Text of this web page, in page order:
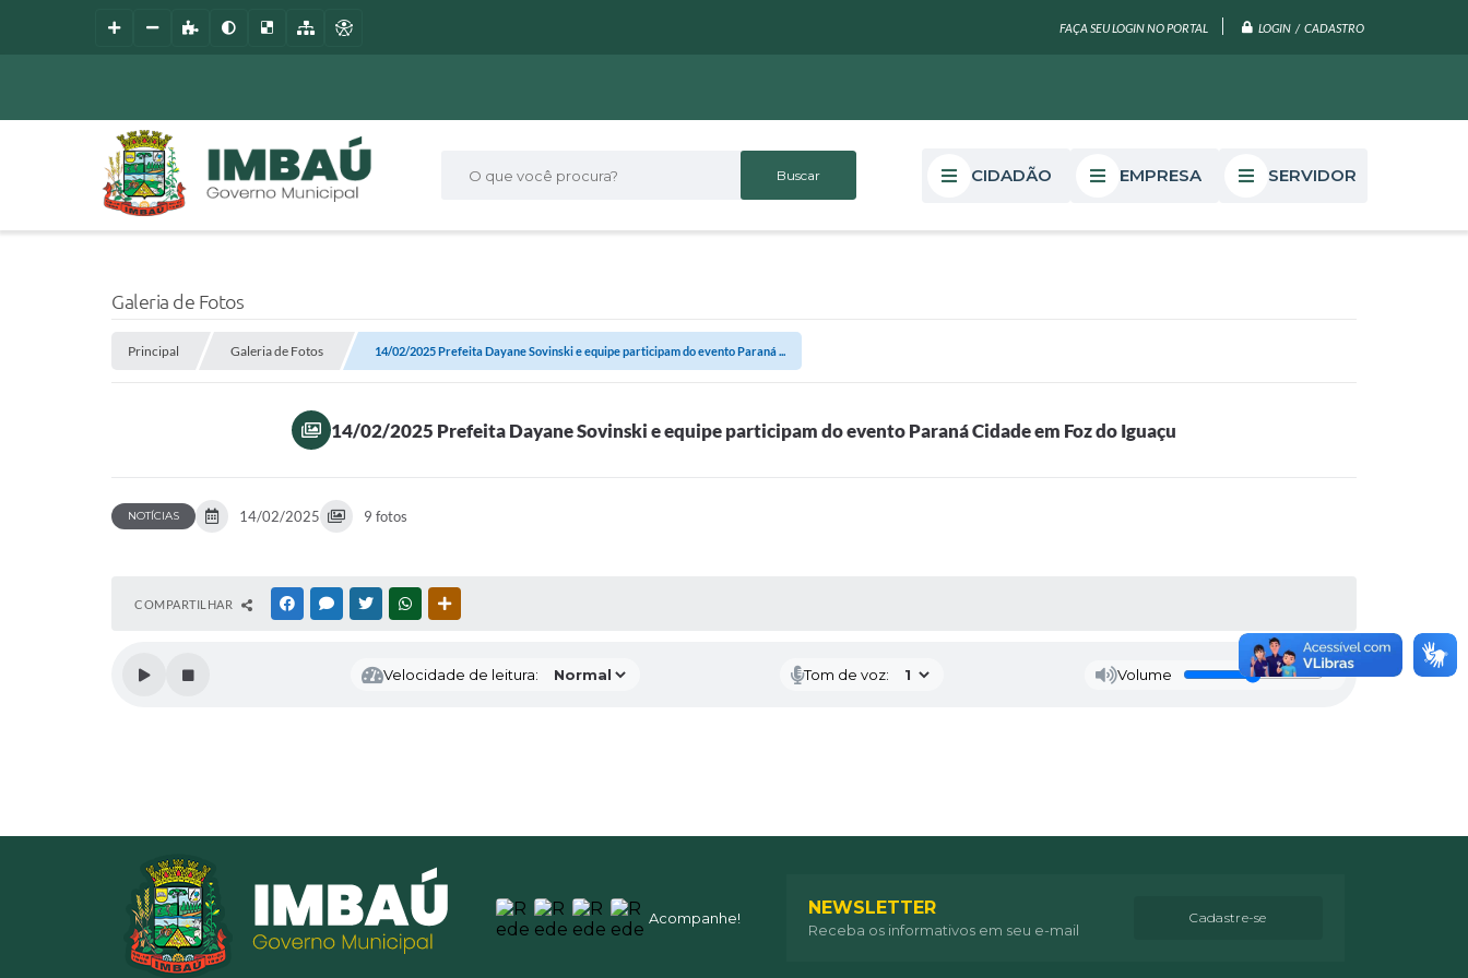
FAÇA SEU LOGIN NO PORTAL LOGIN / CADASTRO
O que você procura? CIDADÃO EMPRESA SERVIDOR
Galeria de Fotos
Principal Galeria de Fotos 14/02/2025 Prefeita Dayane Sovinski e equipe participam do evento Paraná ...
14/02/2025 Prefeita Dayane Sovinski e equipe participam do evento Paraná Cidade em Foz do Iguaçu
NOTÍCIAS 14/02/2025 9 fotos
COMPARTILHAR FACEBOOKMESSENGER
TWITTERWHATSAPP
Velocidade de leitura: Tom de voz: Volume
Acompanhe! NEWSLETTER
Receba os informativos em seu e-mail
Cadastre-se